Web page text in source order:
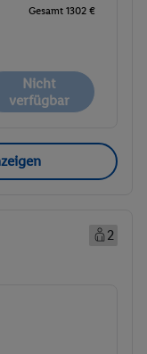
Gesamt 1302 €
Nicht
verfügbar
2